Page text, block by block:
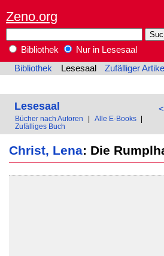
Zeno.org
Bibliothek
Nur in Lesesaal
Bibliothek
Lesesaal Zufälliger Artikel
Lesesaal
Bücher nach Autoren Alle E-Books
Zufälliges Buch
Christ, Lena: Die